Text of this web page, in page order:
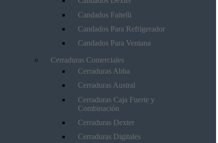
Candados Faitelli
Candados Para Refrigerador
Candados Para Ventana
Cerraduras Comerciales
Cerraduras Abba
Cerraduras Austral
Cerraduras Caja Fuerte y
Combinación
Cerraduras Dexter
Cerraduras Digitales